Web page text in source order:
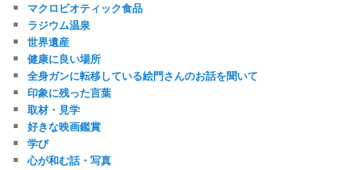
マクロビオティック食品
ラジウム温泉
世界遺産
健康に良い場所
全身ガンに転移している絵門さんのお話を聞いて
印象に残った言葉
取材・見学
好きな映画鑑賞
学び
心が和む話・写真